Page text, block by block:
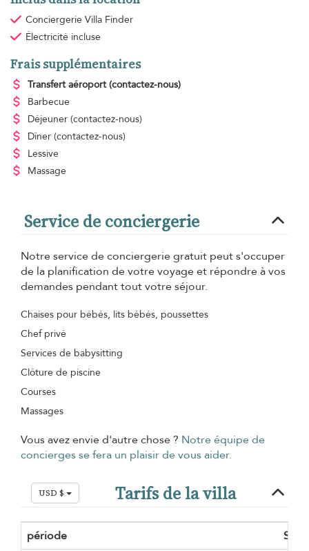
Conciergerie Villa Finder
Électricité incluse
Frais supplémentaires
Transfert aéroport (contactez-nous)
Barbecue
Déjeuner (contactez-nous)
Dîner (contactez-nous)
Lessive
Massage
Service de conciergerie
Notre service de conciergerie gratuit peut s'occuper
de la planification de votre voyage et répondre à vos
demandes pendant tout votre séjour.
Chaises pour bébés, lits bébés, poussettes
Chef privé
Services de babysitting
Clôture de piscine
Courses
Massages
Vous avez envie d'autre chose ? Notre équipe de
concierges se fera un plaisir de vous aider.
USD $ Tarifs de la villa
période